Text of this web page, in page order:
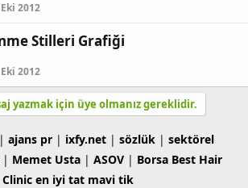
2012
Stilleri Grafiği
2012
yazmak için üye olmanız gereklidir.
ajans pr| ixfy.net| sözlük| sektörel
Memet Usta| ASOV| Borsa Best Hair
Clinic en iyi tat mavi tik